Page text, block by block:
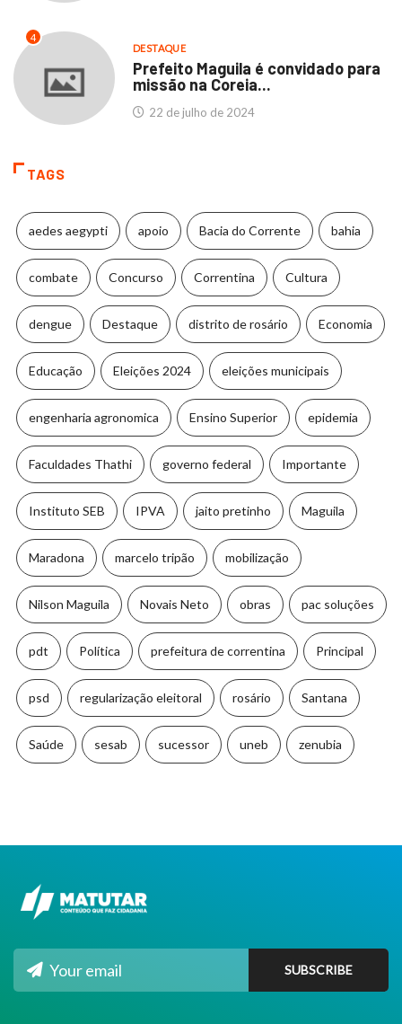
4
DESTAQUE
Prefeito Maguila é convidado para
missão na Coreia...
22 de julho de 2024
TAGS
aedes aegypti apoio Bacia do Corrente bahia
combate Concurso Correntina Cultura
dengue Destaque distrito de rosário Economia
Educação Eleições 2024 eleições municipais
engenharia agronomica Ensino Superior epidemia
Faculdades Thathi governo federal Importante
Instituto SEB IPVA jaito pretinho Maguila
Maradona marcelo tripão mobilização
Nilson Maguila Novais Neto obras pac soluções
pdt Política prefeitura de correntina Principal
psd regularização eleitoral rosário Santana
Saúde sesab sucessor uneb zenubia